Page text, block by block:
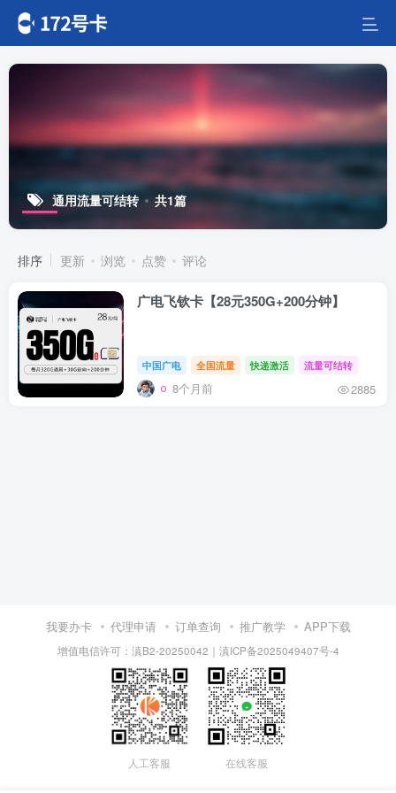
通用流量可结转 共1篇
排序 更新 浏览 点赞 评论
广电飞钦卡【28元350G+200分钟】
中国广电 全国流量 快递激活 流量可结转
8个月前 2885
我要办卡 代理申请 订单查询 推广教学 APP下载
增值电信许可：滇B2-20250042 ｜ 滇ICP备2025049407号-4
人工客服 在线客服